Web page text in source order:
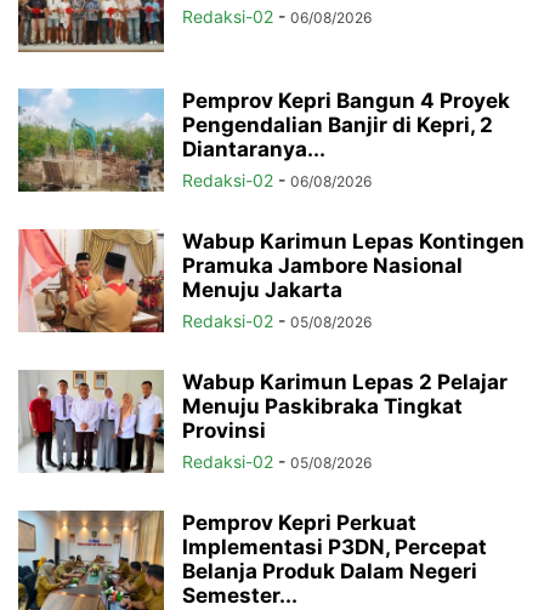
Redaksi-02 - 06/08/2026
Pemprov Kepri Bangun 4 Proyek
Pengendalian Banjir di Kepri, 2
Diantaranya...
Redaksi-02 - 06/08/2026
Wabup Karimun Lepas Kontingen
Pramuka Jambore Nasional
Menuju Jakarta
Redaksi-02 - 05/08/2026
Wabup Karimun Lepas 2 Pelajar
Menuju Paskibraka Tingkat
Provinsi
Redaksi-02 - 05/08/2026
Pemprov Kepri Perkuat
Implementasi P3DN, Percepat
Belanja Produk Dalam Negeri
Semester...